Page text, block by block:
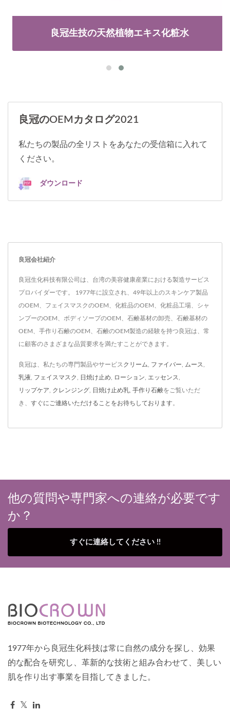
良冠生技の天然植物エキス化粧水
良冠のOEMカタログ2021
私たちの製品の全リストをあなたの受信箱に入れて
ください。
ダウンロード
良冠会社紹介
良冠生化科技有限公司は、台湾の美容健康産業における製造サービス
プロバイダーです。 1977年に設立され、49年以上のスキンケア製品
のOEM、フェイスマスクのOEM、化粧品のOEM、化粧品工場、シャ
ンプーのOEM、ボディソープのOEM、石鹸基材の卸売、石鹸基材の
OEM、手作り石鹸のOEM、石鹸のOEM製造の経験を持つ良冠は、常
に顧客のさまざまな品質要求を満たすことができます。
良冠は、私たちの専門製品やサービス クリーム ファイバー ムース
乳液 フェイスマスク 日焼け止め ローション エッセンス
リップケア クレンジング 日焼け止め乳 手作り石鹸をご覧いただ
き、 すぐにご連絡いただけることをお待ちしております。
他の質問や専門家への連絡が必要です
か？
すぐに連絡してください !!
1977年から良冠生化科技は常に自然の成分を探し、効果
的な配合を研究し、革新的な技術と組み合わせて、美しい
肌を作り出す事業を目指してきました。